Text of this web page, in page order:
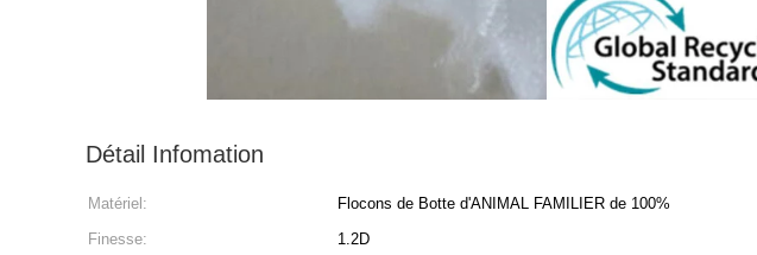
Détail Infomation
Matériel: Flocons de Botte d'ANIMAL FAMILIER de 100%
Finesse:
1.2D